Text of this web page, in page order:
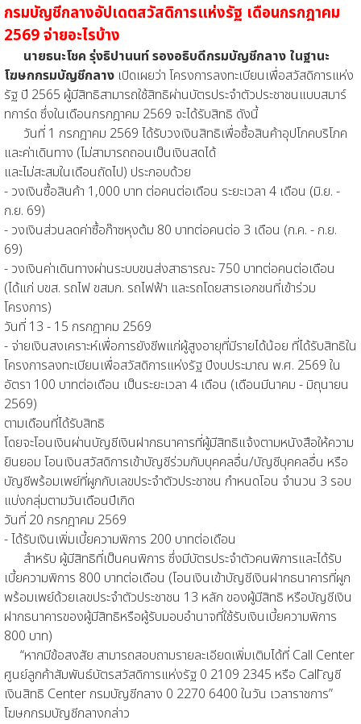
กรมบัญชีกลางอัปเดตสวัสดิการแห่งรัฐ เดือนกรกฎาคม
2569 จ่ายอะไรบ้าง
นายธนะโชค รุ่งธิปานนท์ รองอธิบดีกรมบัญชีกลาง ในฐานะ
โฆษกกรมบัญชีกลาง เปิดเผยว่า โครงการลงทะเบียนเพื่อสวัสดิการแห่ง
รัฐ ปี 2565 ผู้มีสิทธิสามารถใช้สิทธิผ่านบัตรประจำตัวประชาชนแบบสมาร์
ทการ์ด ซึ่งในเดือนกรกฎาคม 2569 จะได้รับสิทธิ ดังนี้
วันที่ 1 กรกฎาคม 2569 ได้รับวงเงินสิทธิเพื่อซื้อสินค้าอุปโภคบริโภค
และค่าเดินทาง (ไม่สามารถถอนเป็นเงินสดได้
และไม่สะสมในเดือนถัดไป) ประกอบด้วย
- วงเงินซื้อสินค้า 1,000 บาท ต่อคนต่อเดือน ระยะเวลา 4 เดือน (มิ.ย. -
ก.ย. 69)
- วงเงินส่วนลดค่าซื้อก๊าซหุงต้ม 80 บาทต่อคนต่อ 3 เดือน (ก.ค. - ก.ย.
69)
- วงเงินค่าเดินทางผ่านระบบขนส่งสาธารณะ 750 บาทต่อคนต่อเดือน
(ได้แก่ บขส. รถไฟ ขสมก. รถไฟฟ้า และรถโดยสารเอกชนที่เข้าร่วม
โครงการ)
วันที่ 13 - 15 กรกฎาคม 2569
- จ่ายเงินสงเคราะห์เพื่อการยังชีพแก่ผู้สูงอายุที่มีรายได้น้อย ที่ได้รับสิทธิใน
โครงการลงทะเบียนเพื่อสวัสดิการแห่งรัฐ ปีงบประมาณ พ.ศ. 2569 ใน
อัตรา 100 บาทต่อเดือน เป็นระยะเวลา 4 เดือน (เดือนมีนาคม - มิถุนายน
2569)
ตามเดือนที่ได้รับสิทธิ
โดยจะโอนเงินผ่านบัญชีเงินฝากธนาคารที่ผู้มีสิทธิแจ้งตามหนังสือให้ความ
ยินยอม โอนเงินสวัสดิการเข้าบัญชีร่วมกับบุคคลอื่น/บัญชีบุคคลอื่น หรือ
บัญชีพร้อมเพย์ที่ผูกกับเลขประจำตัวประชาชน กำหนดโอน จำนวน 3 รอบ
แบ่งกลุ่มตามวันเดือนปีเกิด
วันที่ 20 กรกฎาคม 2569
- ได้รับเงินเพิ่มเบี้ยความพิการ 200 บาทต่อเดือน
สำหรับ ผู้มีสิทธิที่เป็นคนพิการ ซึ่งมีบัตรประจำตัวคนพิการและได้รับ
เบี้ยความพิการ 800 บาทต่อเดือน (โอนเงินเข้าบัญชีเงินฝากธนาคารที่ผูก
พร้อมเพย์ด้วยเลขประจำตัวประชาชน 13 หลัก ของผู้มีสิทธิ หรือบัญชีเงิน
ฝากธนาคารของผู้มีสิทธิหรือผู้รับมอบอำนาจที่ใช้รับเงินเบี้ยความพิการ
800 บาท)
“หากมีข้อสงสัย สามารถสอบถามรายละเอียดเพิ่มเติมได้ที่ Call Center
ศูนย์ลูกค้าสัมพันธ์บัตรสวัสดิการแห่งรัฐ 0 2109 2345 หรือ Call ัญชี
เงินสิทธิ Center กรมบัญชีกลาง 0 2270 6400 ในวัน เวลาราชการ”
โฆษกกรมบัญชีกลางกล่าว